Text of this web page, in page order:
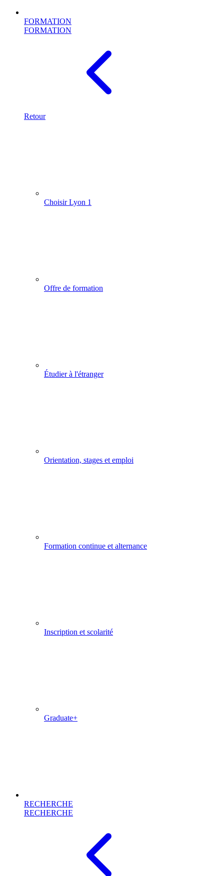
FORMATION
FORMATION
Retour
Choisir Lyon 1
Offre de formation
Étudier à l'étranger
Orientation, stages et emploi
Formation continue et alternance
Inscription et scolarité
Graduate+
RECHERCHE
RECHERCHE